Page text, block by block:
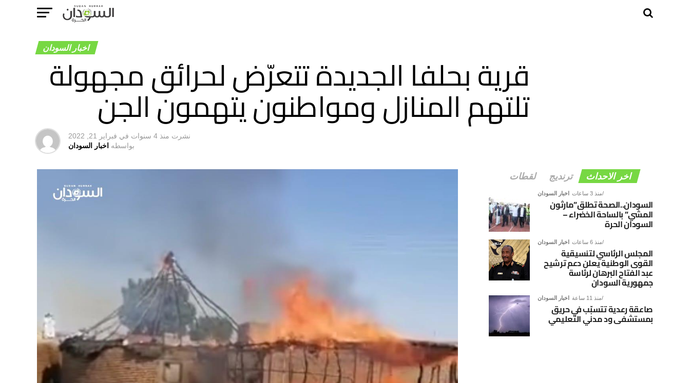
اخبار السودان
قرية بحلفا الجديدة تتعرّض لحرائق مجهولة
تلتهم المنازل ومواطنون يتهمون الجن
نشرت منذ 4 سنوات في فبراير 21, 2022
بواسطه اخبار السودان
اخر الاحداث ترنديج لقطات
اخبار السودان منذ 3 ساعات
السودان..الصحة تطلق”مارثون
المشي” بالساحة الخضراء –
السودان الحرة
اخبار السودان منذ 6 ساعات
المجلس الرئاسي لتنسيقية
القوى الوطنية يعلن دعم ترشيح
عبد الفتاح البرهان لرئاسة
جمهورية السودان
اخبار السودان منذ 11 ساعة
صاعقة رعدية تتسبّب في حريق
بمستشفى ود مدني التعليمي